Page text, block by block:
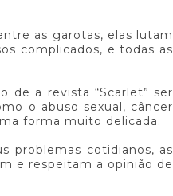
as garotas, elas lutam
complicados, e todas as
de a revista “Scarlet” ser
o abuso sexual, câncer
forma muito delicada.
problemas cotidianos, as
e respeitam a opinião de